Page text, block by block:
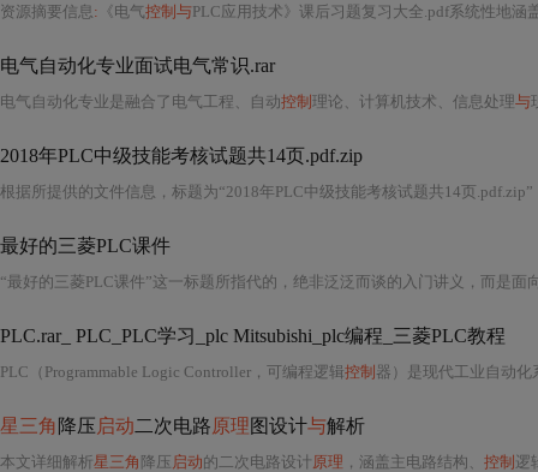
资源摘要信息: 《电气控制与PLC应用技术》课后习题复习大全.pdf系统性地涵
电气自动化专业面试电气常识.rar
电气自动化专业是融合了电气工程、自动控制 理论、计算机技术、信息处理与
2018年PLC中级技能考核试题共14页.pdf.zip
根据所提供的文件信息，标题为“2018年PLC中级技能考核试题共14页
最好的三菱PLC课件
“最好的三菱PLC课件”这一标题所指代的，绝非泛泛而谈的入门讲义，而是面
PLC.rar_ PLC_PLC学习_plc Mitsubishi_plc编程_三菱PLC教程
PLC（Programmable Logic Controller，可编程逻辑控制 器）是现代工业自动化
星三角 降压 启动二次电路原理图设计与解析
本文详细解析星三角 降压 启动的二次电路设计原理 ，涵盖主电路结构、 控制 逻辑